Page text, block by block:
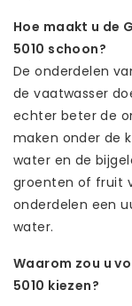
Hoe maakt u de
5010 schoon?
De onderdelen
de vaatwasser
echter beter de
maken onder de
water en de
groenten of fruit
onderdelen een
water.
Waarom zou u
5010 kiezen?